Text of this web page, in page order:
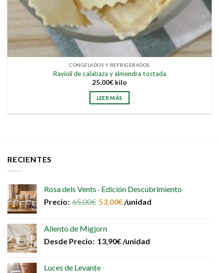
CONGELADOS Y REFRIGERADOS
Ravioli de calabaza y almendra tostada
25,00€kilo
LEER MÁS
RECIENTES
Rosa dels Vents · Edición Descubrimiento
Precio: 65,00€ 53,00€/unidad
Aliento de Migjorn
Desde Precio: 13,90€/unidad
Luces de Levante